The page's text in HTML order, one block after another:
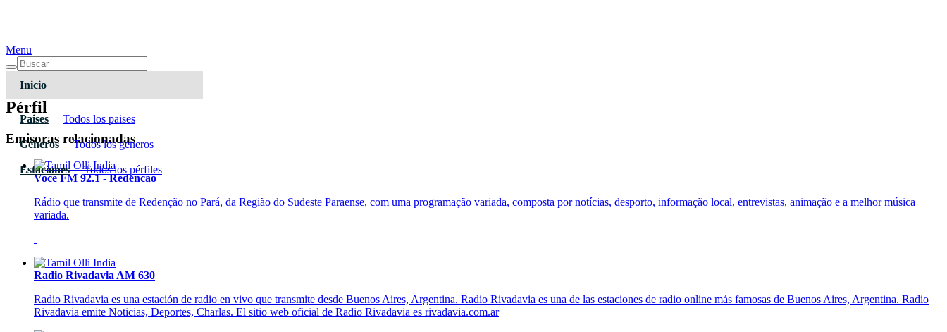
Menu
Inicio
Paises Todos los paises
Géneros Todos los géneros
Estaciones Todos los pérfiles
Pérfil
Emisoras relacionadas
Voce FM 92.1 - Redencao
Rádio que transmite de Redenção no Pará, da Região do Sudeste Paraense, com uma programação variada, composta por notícias, desporto, informação local, entrevistas, animação e a melhor música
variada.
Radio Rivadavia AM 630
Radio Rivadavia es una estación de radio en vivo que transmite desde Buenos Aires, Argentina. Radio Rivadavia es una de las estaciones de radio online más famosas de Buenos Aires, Argentina. Radio
Rivadavia emite Noticias, Deportes, Charlas. El sitio web oficial de Radio Rivadavia es rivadavia.com.ar